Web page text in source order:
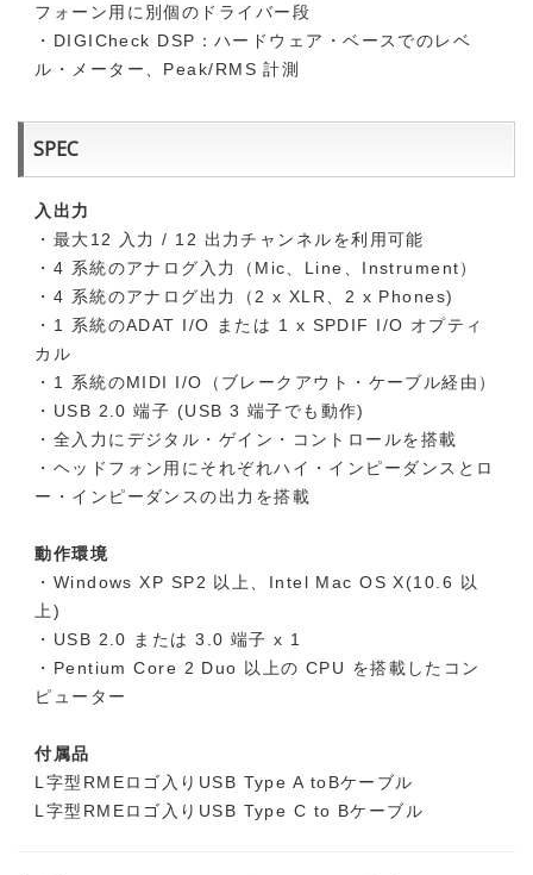
フォーン用に別個のドライバー段
・DIGICheck DSP：ハードウェア・ベースでのレベ
ル・メーター、Peak/RMS 計測
SPEC
入出力
・最大12 入力 / 12 出力チャンネルを利用可能
・4 系統のアナログ入力（Mic、Line、Instrument）
・4 系統のアナログ出力（2 x XLR、2 x Phones)
・1 系統のADAT I/O または 1 x SPDIF I/O オプティ
カル
・1 系統のMIDI I/O（ブレークアウト・ケーブル経由）
・USB 2.0 端子 (USB 3 端子でも動作)
・全入力にデジタル・ゲイン・コントロールを搭載
・ヘッドフォン用にそれぞれハイ・インピーダンスとロ
ー・インピーダンスの出力を搭載
動作環境
・Windows XP SP2 以上、Intel Mac OS X(10.6 以
上)
・USB 2.0 または 3.0 端子 x 1
・Pentium Core 2 Duo 以上の CPU を搭載したコン
ピューター
付属品
L字型RMEロゴ入りUSB Type A toBケーブル
L字型RMEロゴ入りUSB Type C to Bケーブル